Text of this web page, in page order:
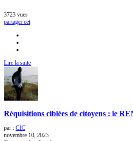
de
capitaux
3723 vues
partager cet
Lire la suite
Réquisitions ciblées de citoyens : le
par : CIC
novembre 10, 2023